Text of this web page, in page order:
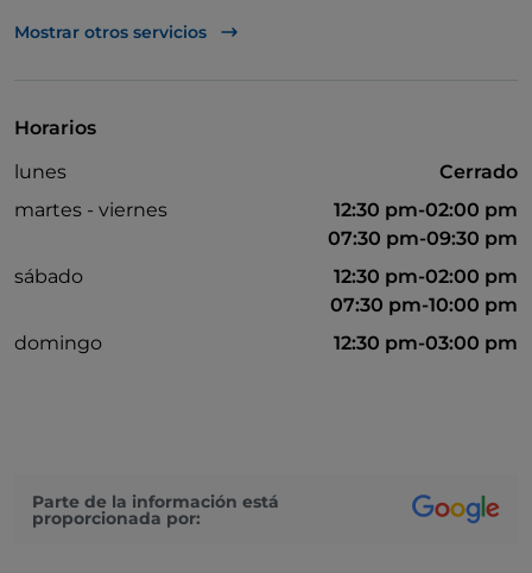
Wi-Fi
Mostrar otros servicios
Horarios
lunes
Cerrado
martes - viernes
12:30 pm-02:00 pm
07:30 pm-09:30 pm
sábado
12:30 pm-02:00 pm
07:30 pm-10:00 pm
domingo
12:30 pm-03:00 pm
Parte de la información está
proporcionada por: